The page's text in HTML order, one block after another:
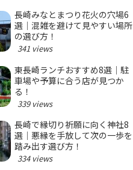
長崎みなとまつり花火の穴場6
選｜混雑を避けて見やすい場所
の選び方！
341 views
東長崎ランチおすすめ8選｜駐
車場や予算に合う店が見つか
る！
339 views
長崎で縁切り祈願に向く神社8
選｜悪縁を手放して次の一歩を
踏み出す選び方！
334 views